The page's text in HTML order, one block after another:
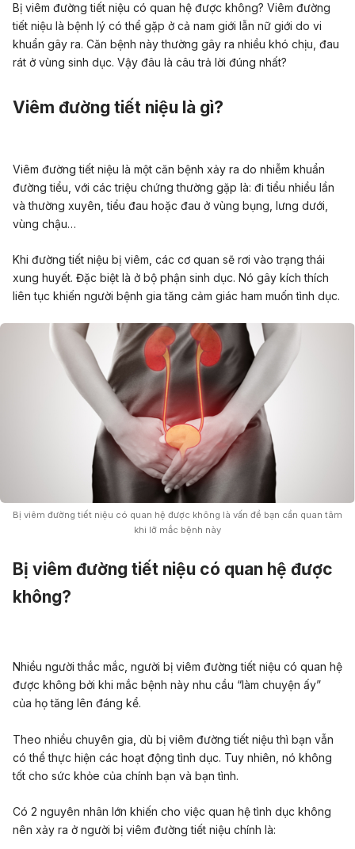
Bị viêm đường tiết niệu có quan hệ được không? Viêm đường
tiết niệu là bệnh lý có thể gặp ở cả nam giới lẫn nữ giới do vi
khuẩn gây ra. Căn bệnh này thường gây ra nhiều khó chịu, đau
rát ở vùng sinh dục. Vậy đâu là câu trả lời đúng nhất?
Viêm đường tiết niệu là gì?
Viêm đường tiết niệu là một căn bệnh xảy ra do nhiễm khuẩn
đường tiểu, với các triệu chứng thường gặp là: đi tiểu nhiều lần
và thường xuyên, tiểu đau hoặc đau ở vùng bụng, lưng dưới,
vùng chậu…
Khi đường tiết niệu bị viêm, các cơ quan sẽ rơi vào trạng thái
xung huyết. Đặc biệt là ở bộ phận sinh dục. Nó gây kích thích
liên tục khiến người bệnh gia tăng cảm giác ham muốn tình dục.
Bị viêm đường tiết niệu có quan hệ được không là vấn đề bạn cần quan tâm
khi lỡ mắc bệnh này
Bị viêm đường tiết niệu có quan hệ được
không?
Nhiều người thắc mắc, người bị viêm đường tiết niệu có quan hệ
được không bởi khi mắc bệnh này nhu cầu “làm chuyện ấy”
của họ tăng lên đáng kể.
Theo nhiều chuyên gia, dù bị viêm đường tiết niệu thì bạn vẫn
có thể thực hiện các hoạt động tình dục. Tuy nhiên, nó không
tốt cho sức khỏe của chính bạn và bạn tình.
Có 2 nguyên nhân lớn khiến cho việc quan hệ tình dục không
nên xảy ra ở người bị viêm đường tiết niệu chính là: